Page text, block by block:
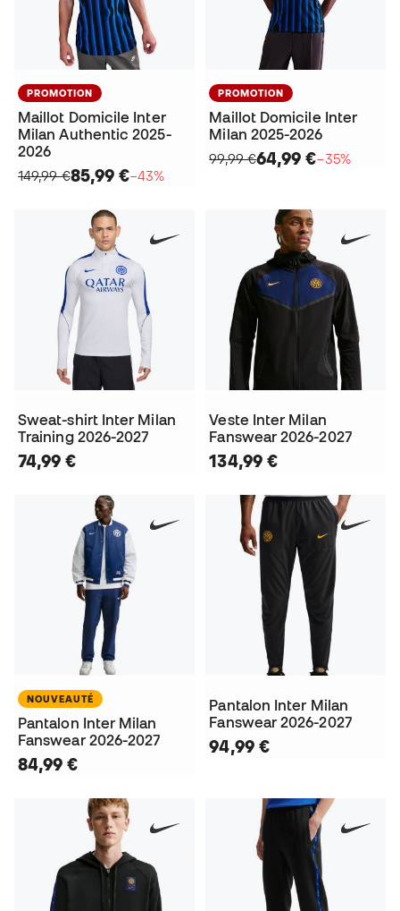
PROMOTION
Maillot Domicile Inter
Milan Authentic 2025-
2026
149,99 €85,99 €−43%
PROMOTION
Maillot Domicile Inter
Milan 2025-2026
99,99 €64,99 €−35%
Sweat-shirt Inter Milan
Training 2026-2027
74,99 €
Veste Inter Milan
Fanswear 2026-2027
134,99 €
NOUVEAUTÉ
Pantalon Inter Milan
Fanswear 2026-2027
84,99 €
Pantalon Inter Milan
Fanswear 2026-2027
94,99 €